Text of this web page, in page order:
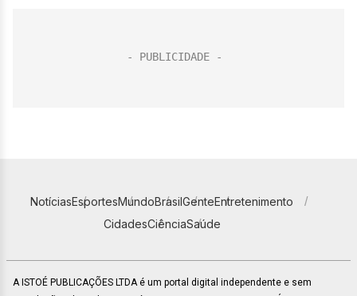
NotíciasEsportesMundoBrasilGenteEntretenimento
CidadesCiênciaSaúde
A ISTOÉ PUBLICAÇÕES LTDA é um portal digital independente e sem